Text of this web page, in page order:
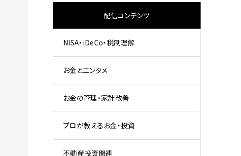
配信コンテンツ
NISA・iDeCo・税制理解
お金とエンタメ
お金の管理・家計改善
プロが教えるお金・投資
不動産投資関連